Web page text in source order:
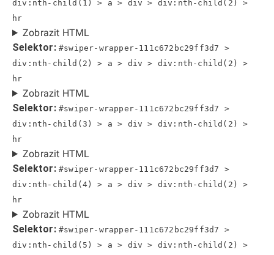
div:nth-child(1) > a > div > div:nth-child(2) >
hr
Zobrazit HTML
Selektor: #swiper-wrapper-111c672bc29ff3d7 >
div:nth-child(2) > a > div > div:nth-child(2) >
hr
Zobrazit HTML
Selektor: #swiper-wrapper-111c672bc29ff3d7 >
div:nth-child(3) > a > div > div:nth-child(2) >
hr
Zobrazit HTML
Selektor: #swiper-wrapper-111c672bc29ff3d7 >
div:nth-child(4) > a > div > div:nth-child(2) >
hr
Zobrazit HTML
Selektor: #swiper-wrapper-111c672bc29ff3d7 >
div:nth-child(5) > a > div > div:nth-child(2) >